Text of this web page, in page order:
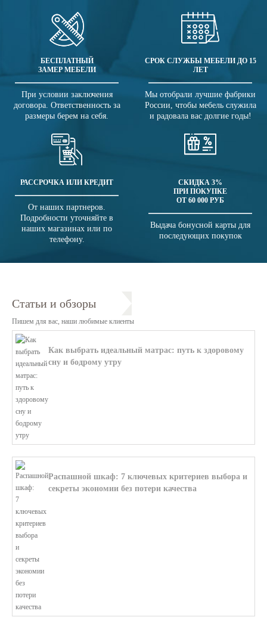
БЕСПЛАТНЫЙ
ЗАМЕР МЕБЕЛИ
При условии заключения
договора. Ответственность за
размеры берем на себя.
СРОК СЛУЖБЫ МЕБЕЛИ ДО 15
ЛЕТ
Мы отобрали лучшие фабрики
России, чтобы мебель служила
и радовала вас долгие годы!
РАССРОЧКА ИЛИ КРЕДИТ
От наших партнеров.
Подробности уточняйте в
наших магазинах или по
телефону.
СКИДКА 3%
ПРИ ПОКУПКЕ
ОТ 60 000 РУБ
Выдача бонусной карты для
последующих покупок
Статьи и обзоры
Пишем для вас, наши любимые клиенты
Как выбрать идеальный матрас: путь к здоровому
сну и бодрому утру
Распашной шкаф: 7 ключевых критериев выбора и
секреты экономии без потери качества